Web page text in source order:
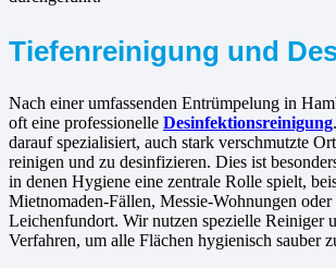
Tiefenreinigung und
Nach einer umfassenden Entrümpelung in
oft eine professionelle Desinfektionsreinigung
darauf spezialisiert, auch stark verschmutzte
reinigen und zu desinfizieren. Dies ist
in denen Hygiene eine zentrale Rolle spielt,
Mietnomaden-Fällen, Messie-Wohnungen oder
Leichenfundort. Wir nutzen spezielle Reiniger
Verfahren, um alle Flächen hygienisch sauber